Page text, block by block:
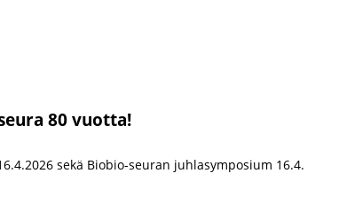
80 vuotta!
sekä Biobio-seuran juhlasymposium 16.4.